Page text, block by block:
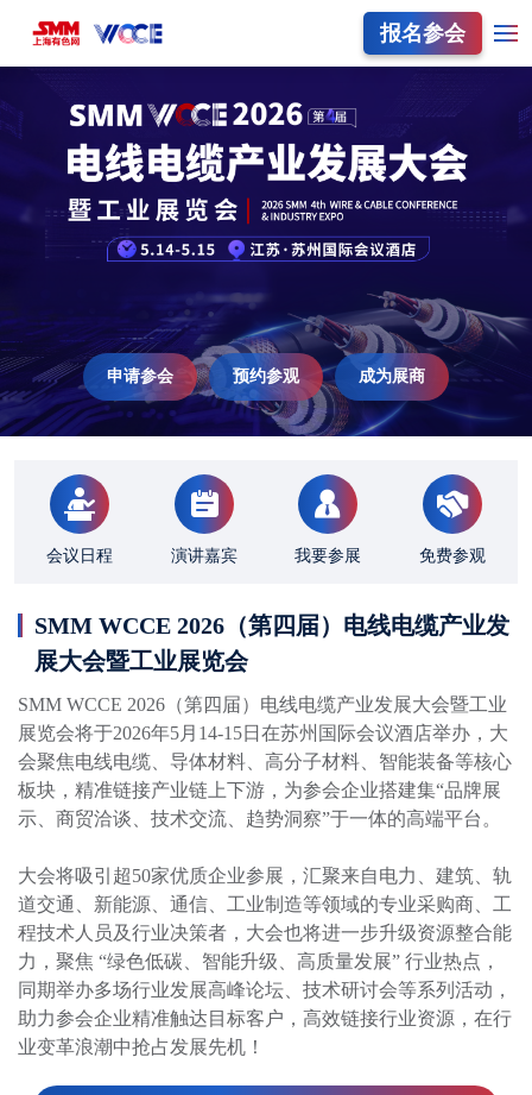
报名参会
申请参会 预约参观 成为展商
会议日程 演讲嘉宾 我要参展 免费参观
SMM WCCE 2026（第四届）电线电缆产业发
展大会暨工业展览会
SMM WCCE 2026（第四届）电线电缆产业发展大会暨工业
展览会将于2026年5月14-15日在苏州国际会议酒店举办，大
会聚焦电线电缆、导体材料、高分子材料、智能装备等核心
板块，精准链接产业链上下游，为参会企业搭建集“品牌展
示、商贸洽谈、技术交流、趋势洞察”于一体的高端平台。
大会将吸引超50家优质企业参展，汇聚来自电力、建筑、轨
道交通、新能源、通信、工业制造等领域的专业采购商、工
程技术人员及行业决策者，大会也将进一步升级资源整合能
力，聚焦 “绿色低碳、智能升级、高质量发展” 行业热点，
同期举办多场行业发展高峰论坛、技术研讨会等系列活动，
助力参会企业精准触达目标客户，高效链接行业资源，在行
业变革浪潮中抢占发展先机！